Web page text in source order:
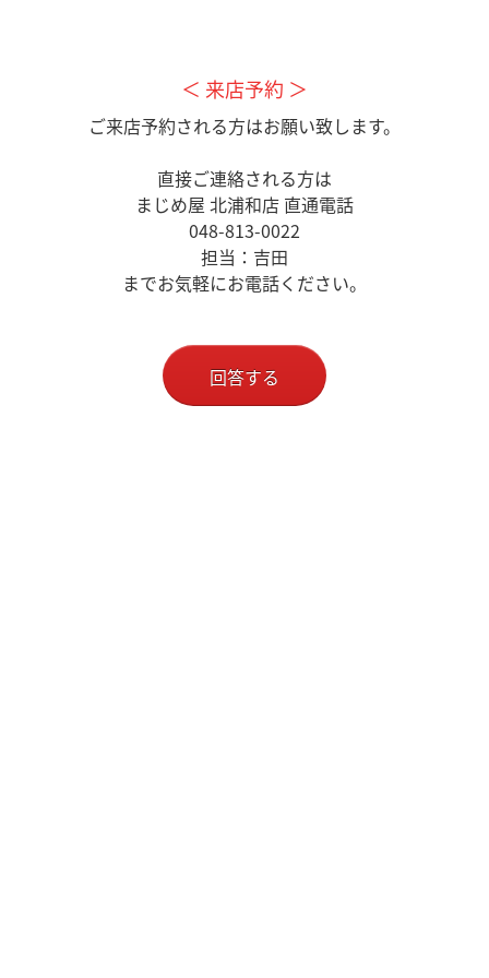
＜ 来店予約 ＞
ご来店予約される方はお願い致します。
直接ご連絡される方は
まじめ屋 北浦和店 直通電話
048-813-0022
担当：吉田
までお気軽にお電話ください。
回答する